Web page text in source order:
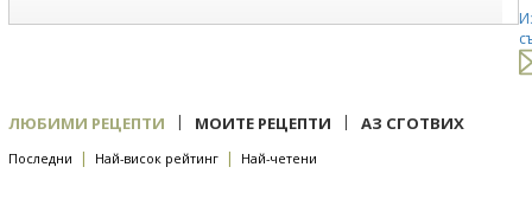
ЛЮБИМИ РЕЦЕПТИ | МОИТЕ РЕЦЕПТИ | АЗ СГОТВИХ
Последни | Най-висок рейтинг | Най-четени